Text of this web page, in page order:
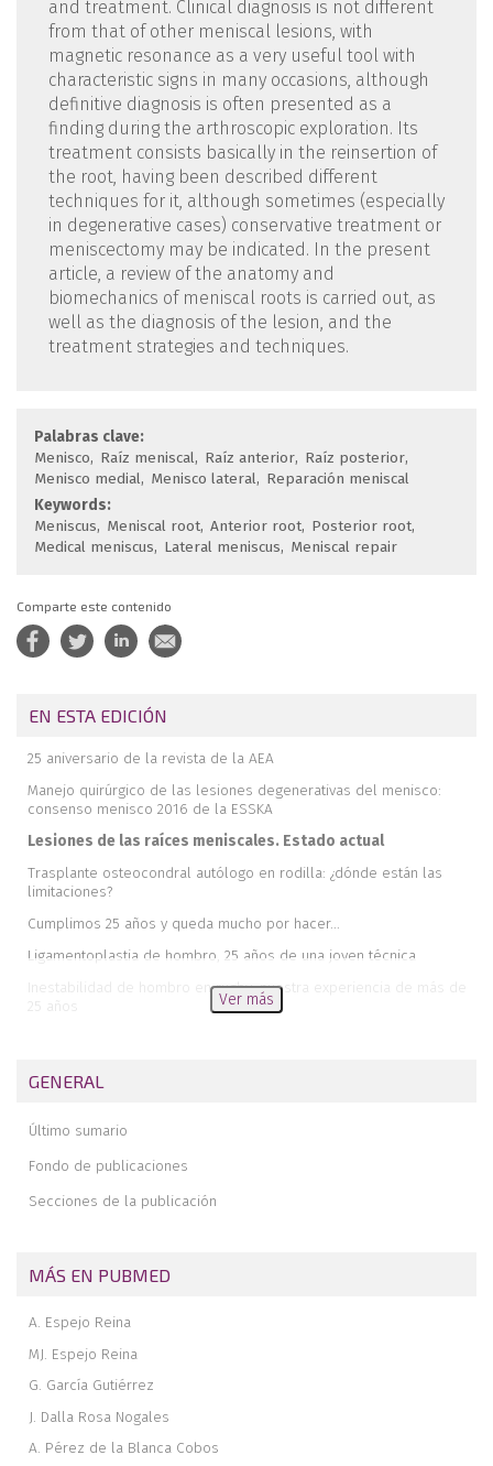
and treatment. Clinical diagnosis is not different
from that of other meniscal lesions, with
magnetic resonance as a very useful tool with
characteristic signs in many occasions, although
definitive diagnosis is often presented as a
finding during the arthroscopic exploration. Its
treatment consists basically in the reinsertion of
the root, having been described different
techniques for it, although sometimes (especially
in degenerative cases) conservative treatment or
meniscectomy may be indicated. In the present
article, a review of the anatomy and
biomechanics of meniscal roots is carried out, as
well as the diagnosis of the lesion, and the
treatment strategies and techniques.
Palabras clave:
Menisco
Raíz meniscal Raíz anterior Raíz posterior
Menisco medial
Menisco lateral
Reparación meniscal
Keywords:
Meniscus
Meniscal root Anterior root Posterior root
Medical meniscus
Lateral meniscus Meniscal repair
Comparte este contenido
EN ESTA EDICIÓN
25 aniversario de la revista de la AEA
Manejo quirúrgico de las lesiones degenerativas del menisco:
consenso menisco 2016 de la ESSKA
Lesiones de las raíces meniscales. Estado actual
Trasplante osteocondral autólogo en rodilla: ¿dónde están las
limitaciones?
Cumplimos 25 años y queda mucho por hacer...
Ligamentoplastia de hombro, 25 años de una joven técnica
Inestabilidad de hombro en rugby: nuestra experiencia de más de
Rotura parcial del tendón supraespinoso
Comentario editorial sobre el manejo de la lesión de menisco
degenerativa. Consenso europeo
Ver más
GENERAL
Último sumario
Fondo de publicaciones
Secciones de la publicación
MÁS EN PUBMED
A. Espejo Reina
MJ. Espejo Reina
G. García Gutiérrez
J. Dalla Rosa Nogales
A. Pérez de la Blanca Cobos